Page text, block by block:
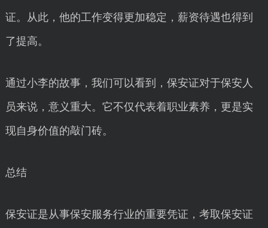
证。从此，他的工作变得更加稳定，薪资待遇也得到
了提高。
通过小李的故事，我们可以看到，保安证对于保安人
员来说，意义重大。它不仅代表着职业素养，更是实
现自身价值的敲门砖。
总结
保安证是从事保安服务行业的重要凭证，考取保安证